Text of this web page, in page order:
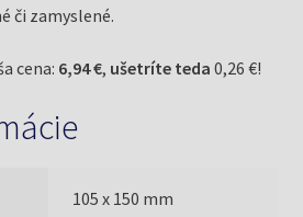
či zamyslené.
cena: 6,94 €, ušetríte teda 0,26 €!
105 x 150 mm